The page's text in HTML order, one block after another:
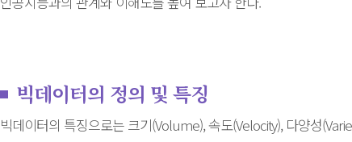
빅데이터의 정의 및 특징
빅데이터의 특징으로는 크기(Volume), 속도(Velocity), 다양성